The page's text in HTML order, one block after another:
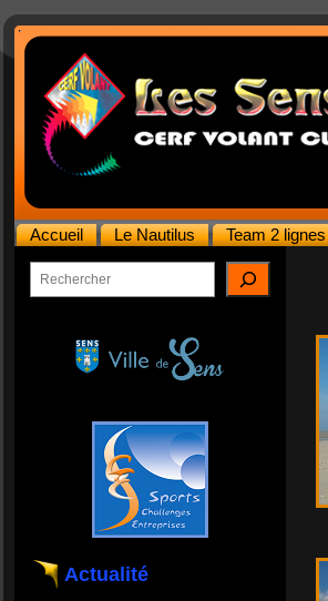
Accueil Le Nautilus Team 2
Rechercher
Actualité